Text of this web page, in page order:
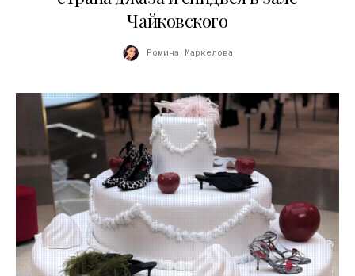
Чайковского
Ромина Маркелова